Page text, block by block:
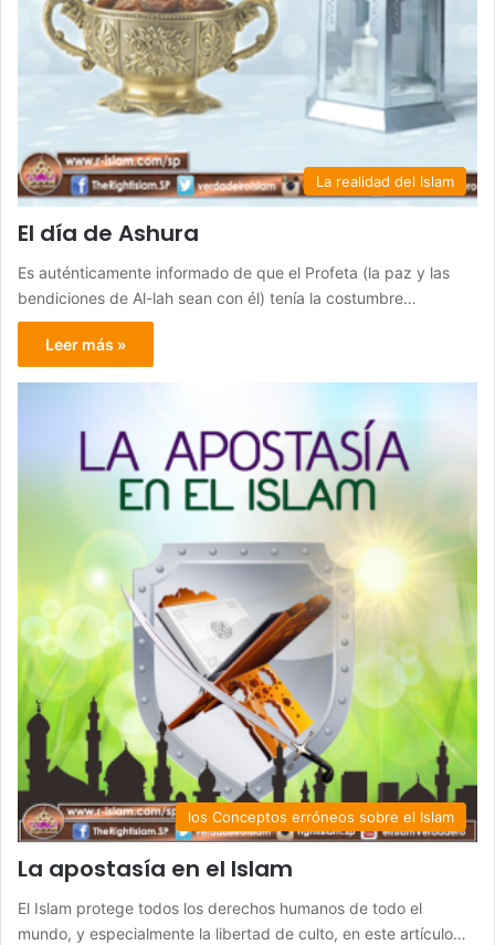
La realidad del Islam
El día de Ashura
Es auténticamente informado de que el Profeta (la paz y las
bendiciones de Al-lah sean con él) tenía la costumbre…
Leer más »
los Conceptos erróneos sobre el Islam
La apostasía en el Islam
El Islam protege todos los derechos humanos de todo el
mundo, y especialmente la libertad de culto, en este artículo…